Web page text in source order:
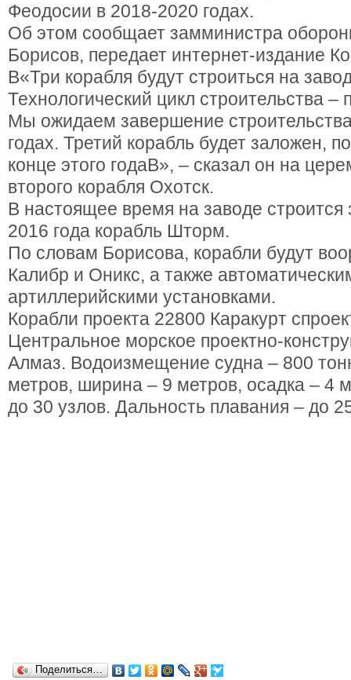
Феодосии в 2018-2020 годах.
Об этом сообщает замминистра
Борисов, передает интернет-издание
В«Три корабля будут строиться на
Технологический цикл строительства –
Мы ожидаем завершение
годах. Третий корабль будет заложен,
конце этого годаВ», – сказал он на
второго корабля Охотск.
В настоящее время на заводе
2016 года корабль Шторм.
По словам Борисова, корабли будут
Калибр и Оникс, а также
артиллерийскими установками.
Корабли проекта 22800 Каракурт
Центральное морское проектно-
Алмаз. Водоизмещение судна – 800
метров, ширина – 9 метров, осадка – 4
до 30 узлов. Дальность плавания – до
Поделиться…